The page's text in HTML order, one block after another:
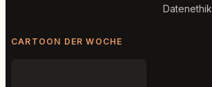
Datenethik
CARTOON DER WOCHE